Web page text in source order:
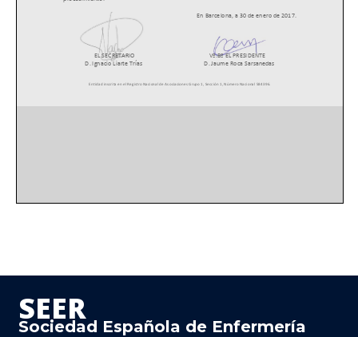
SEER
Sociedad Española de Enfermería